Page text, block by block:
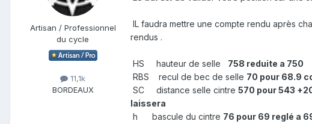
Artisan / Professionnel
du cycle
11,1k
BORDEAUX
IL faudra mettre une compte rendu après
rendus .
HS hauteur de selle 758 reduite a 750
RBS recul de bec de selle 70 pour 68.9
SC distance selle cintre 570 pour 543
laissera
h bascule du cintre 76 pour 69 reglé a